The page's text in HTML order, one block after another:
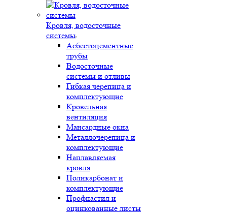
Кровля, водосточные
системы
Асбестоцементные
трубы
Водосточные
системы и отливы
Гибкая черепица и
комплектующие
Кровельная
вентиляция
Мансардные окна
Металлочерепица и
комплектующие
Наплавляемая
кровля
Поликарбонат и
комплектующие
Профнастил и
оцинкованные листы